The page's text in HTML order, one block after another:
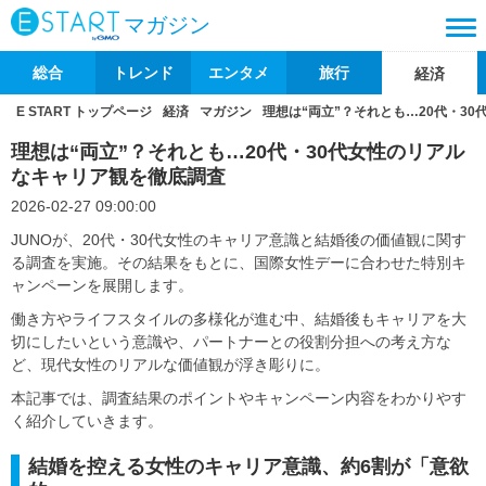
マガジン
総合 トレンド エンタメ 旅行 経済
E START トップページ 経済 マガジン 理想は“両立”？それとも…20代・30
理想は“両立”？それとも…20代・30代女性のリアル
なキャリア観を徹底調査
2026-02-27 09:00:00
JUNOが、20代・30代女性のキャリア意識と結婚後の価値観に関す
る調査を実施。その結果をもとに、国際女性デーに合わせた特別キ
ャンペーンを展開します。
働き方やライフスタイルの多様化が進む中、結婚後もキャリアを大
切にしたいという意識や、パートナーとの役割分担への考え方な
ど、現代女性のリアルな価値観が浮き彫りに。
本記事では、調査結果のポイントやキャンペーン内容をわかりやす
く紹介していきます。
結婚を控える女性のキャリア意識、約6割が「意欲